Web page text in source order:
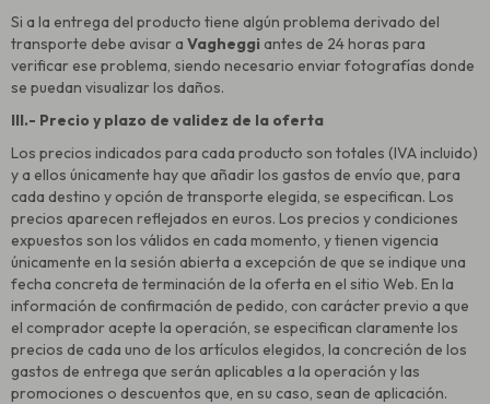
Si a la entrega del producto tiene algún problema derivado del
transporte debe avisar a Vagheggi antes de 24 horas para
verificar ese problema, siendo necesario enviar fotografías donde
se puedan visualizar los daños.
III.- Precio y plazo de validez de la oferta
Los precios indicados para cada producto son totales (IVA incluido)
y a ellos únicamente hay que añadir los gastos de envío que, para
cada destino y opción de transporte elegida, se especifican. Los
precios aparecen reflejados en euros. Los precios y condiciones
expuestos son los válidos en cada momento, y tienen vigencia
únicamente en la sesión abierta a excepción de que se indique una
fecha concreta de terminación de la oferta en el sitio Web. En la
información de confirmación de pedido, con carácter previo a que
el comprador acepte la operación, se especifican claramente los
precios de cada uno de los artículos elegidos, la concreción de los
gastos de entrega que serán aplicables a la operación y las
promociones o descuentos que, en su caso, sean de aplicación.